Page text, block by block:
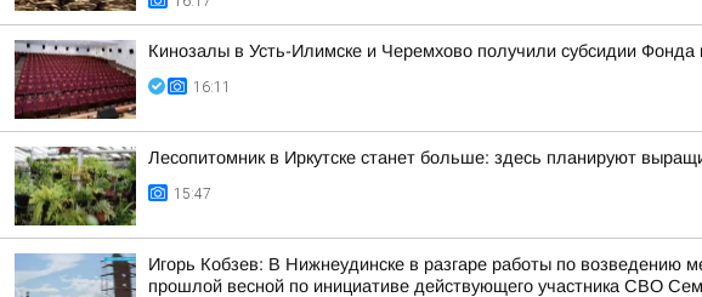
Кинозалы в Усть-Илимске и Черемхово получили субсидии Фонда
16:11
Лесопитомник в Иркутске станет больше: здесь планируют
15:47
Игорь Кобзев: В Нижнеудинске в разгаре работы по возведению
прошлой весной по инициативе действующего участника СВО